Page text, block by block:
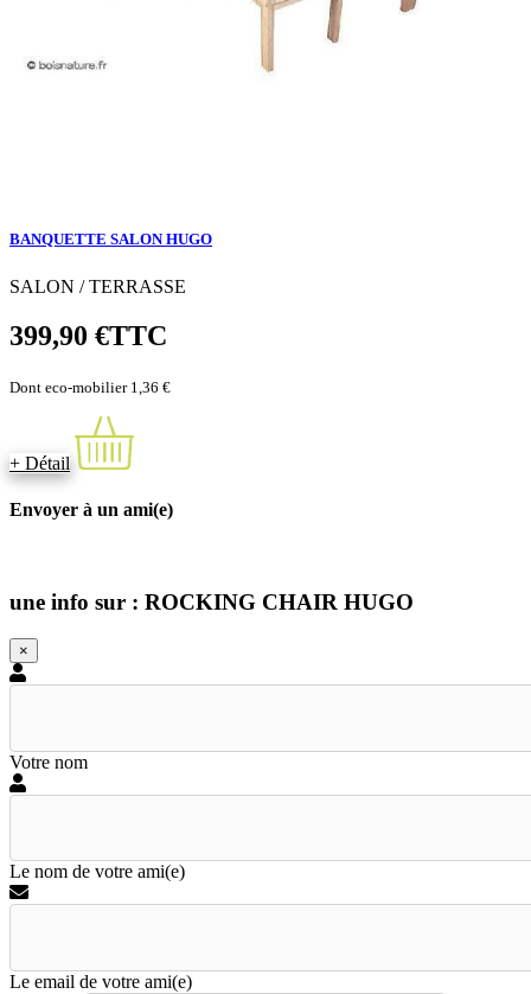
BANQUETTE SALON HUGO
SALON / TERRASSE
399,90 €TTC
Dont eco-mobilier 1,36 €
+ Détail
Envoyer à un ami(e)
une info sur : ROCKING CHAIR HUGO
×
Votre nom
Le nom de votre ami(e)
Le email de votre ami(e)